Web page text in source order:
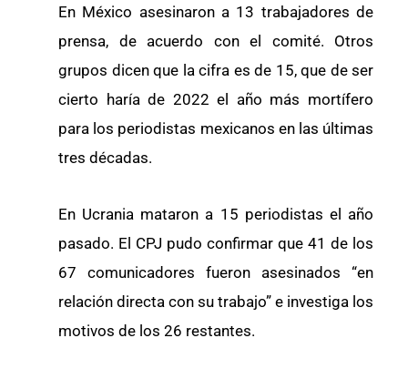
En México asesinaron a 13 trabajadores de
prensa, de acuerdo con el comité. Otros
grupos dicen que la cifra es de 15, que de ser
cierto haría de 2022 el año más mortífero
para los periodistas mexicanos en las últimas
tres décadas.
En Ucrania mataron a 15 periodistas el año
pasado. El CPJ pudo confirmar que 41 de los
67 comunicadores fueron asesinados “en
relación directa con su trabajo” e investiga los
motivos de los 26 restantes.